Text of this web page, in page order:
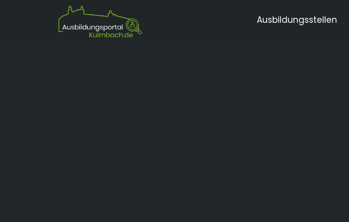
Ausbildungsstellen